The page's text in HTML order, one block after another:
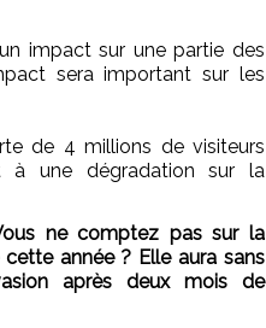
impact sur une partie des
sera important sur les
de 4 millions de visiteurs
à une dégradation sur la
ne comptez pas sur la
année ? Elle aura sans
après deux mois de